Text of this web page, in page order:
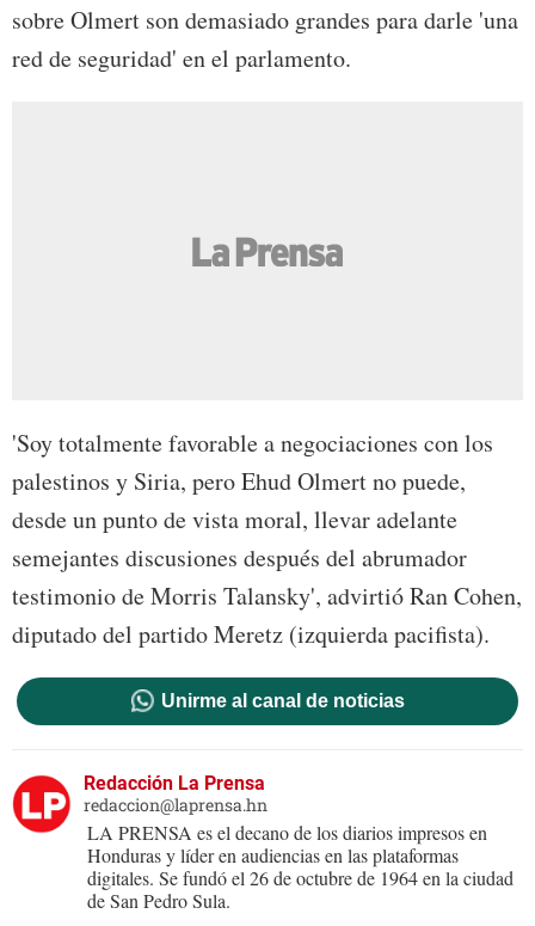
sobre Olmert son demasiado grandes para darle 'una
red de seguridad' en el parlamento.
'Soy totalmente favorable a negociaciones con los
palestinos y Siria, pero Ehud Olmert no puede,
desde un punto de vista moral, llevar adelante
semejantes discusiones después del abrumador
testimonio de Morris Talansky', advirtió Ran Cohen,
diputado del partido Meretz (izquierda pacifista).
Unirme al canal de noticias
Redacción La Prensa
redaccion@laprensa.hn
LA PRENSA es el decano de los diarios impresos en
Honduras y líder en audiencias en las plataformas
digitales. Se fundó el 26 de octubre de 1964 en la ciudad
de San Pedro Sula.